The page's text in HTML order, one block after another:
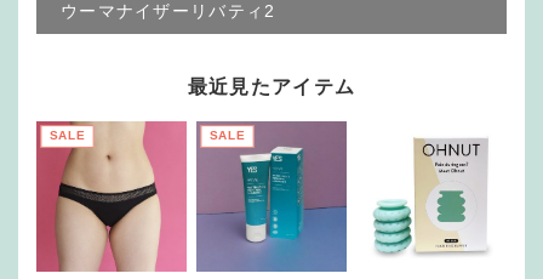
ウーマナイザーリバティ2
最近見たアイテム
SALE SALE